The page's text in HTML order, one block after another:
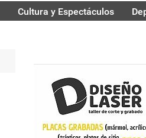
Cultura y Espectáculos